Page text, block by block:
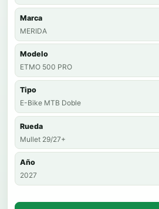
Marca
MERIDA
Modelo
ETMO 500 PRO
Tipo
E-Bike MTB Doble
Rueda
Mullet 29/27+
Año
2027